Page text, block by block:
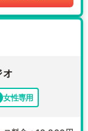
オ
女性専用